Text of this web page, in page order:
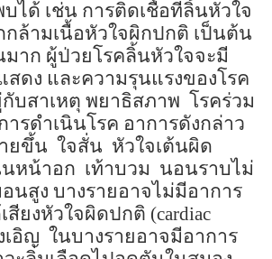
ได้ เช่น การติดเชื้อที่ลิ้นหัวใจ
กล้ามเนื้อหัวใจผิกปกติ เป็นต้น
าก ผู้ป่วยโรคลิ้นหัวใจจะมี
สดง และความรุนแรงของโรค
บสาเหตุ พยาธิสภาพ โรคร่วม
ารดำเนินโรค อาการดังกล่าว
ยขึ้น ใจสั่น หัวใจเต้นผิด
หน้าอก เท้าบวม นอนราบไม่
นสูง บางรายอาจไม่มีอาการ
สียงหัวใจผิดปกติ (cardiac
เอิญ ในบางรายอาจมีอาการ